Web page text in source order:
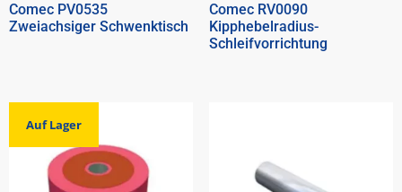
Comec PV0535
Zweiachsiger Schwenktisch
Comec RV0090
Kipphebelradius-
Schleifvorrichtung
Auf Lager